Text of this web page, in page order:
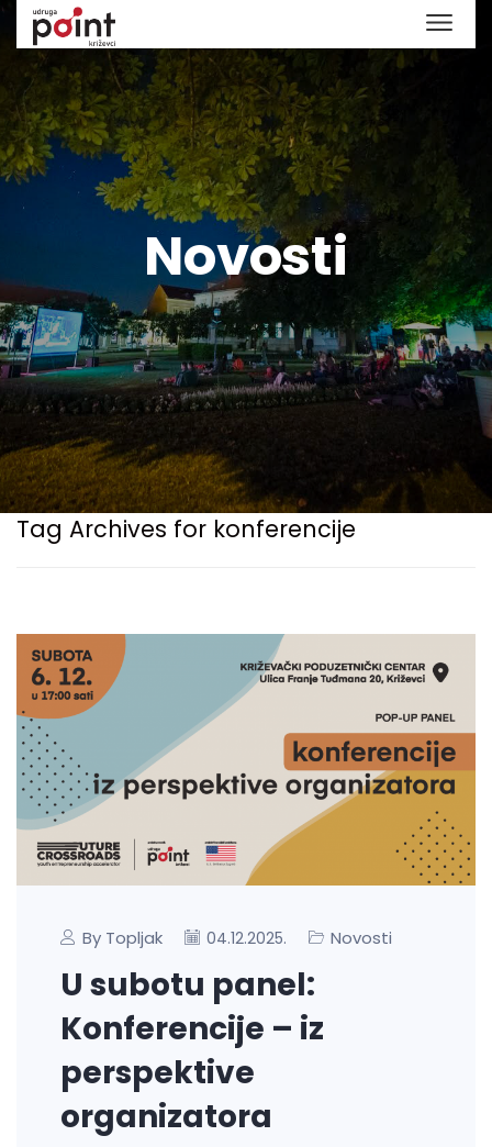
Novosti
Tag Archives for konferencije
By Topljak 04.12.2025. Novosti
U subotu panel:
Konferencije – iz
perspektive
organizatora